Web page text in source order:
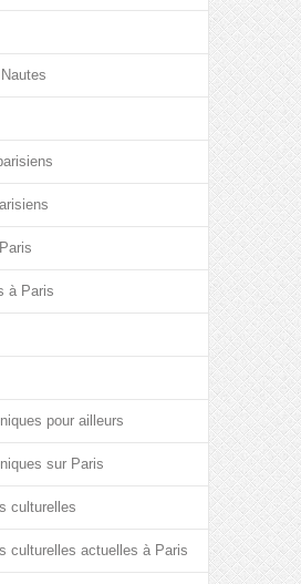
à Paris
pour ailleurs
sur Paris
culturelles
culturelles actuelles à Paris